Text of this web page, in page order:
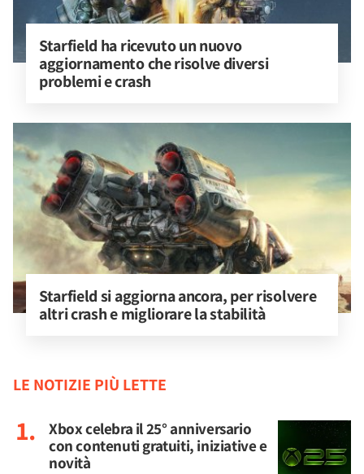
Starfield ha ricevuto un nuovo
aggiornamento che risolve diversi
problemi e crash
Starfield si aggiorna ancora, per risolvere
altri crash e migliorare la stabilità
LE NOTIZIE PIÙ LETTE
Xbox celebra il 25° anniversario
con contenuti gratuiti, iniziative e
novità